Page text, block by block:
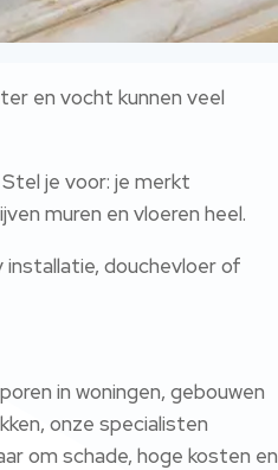
en vocht kunnen veel
je voor: je merkt
muren en vloeren heel.
installatie, douchevloer of
in woningen, gebouwen
onze specialisten
om schade, hoge kosten en